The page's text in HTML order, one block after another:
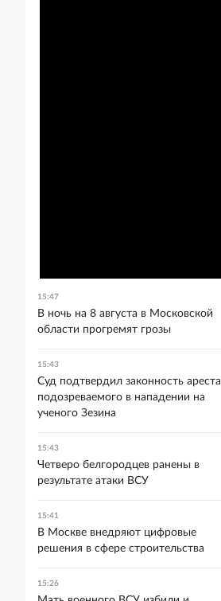
15:47
В ночь на 8 августа в Московской
области прогремят грозы
15:43
Суд подтвердил законность ареста
подозреваемого в нападении на
ученого Зезина
15:43
Четверо белгородцев ранены в
результате атаки ВСУ
15:41
В Москве внедряют цифровые
решения в сфере строительства
15:26